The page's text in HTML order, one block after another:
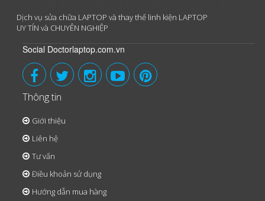
Dịch vụ sửa chữa LAPTOP và thay thế linh kiện LAPTOP
UY TÍN và CHUYÊN NGHIỆP
Social Doctorlaptop.com.vn
Thông tin
Giới thiệu
Liên hệ
Tư vấn
Điều khoản sử dụng
Hướng dẫn mua hàng